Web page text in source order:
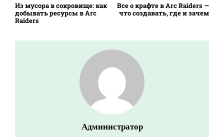
Из мусора в сокровище: как
добывать ресурсы в Arc
Raiders
Все о крафте в Arc Raiders —
что создавать, где и зачем
Администратор